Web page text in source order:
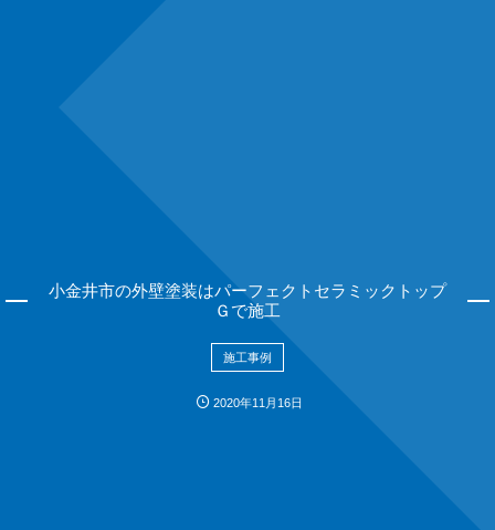
小金井市の外壁塗装はパーフェクトセラミックトップ
Ｇで施工
施工事例
2020年11月16日